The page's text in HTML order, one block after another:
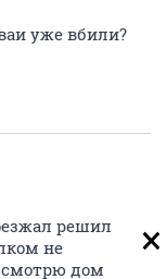
уже вбили?
решил
не
смотрю дом